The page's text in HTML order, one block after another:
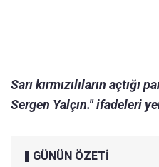
Sarı kırmızılıların açtığı
Sergen Yalçın." ifadeleri
GÜNÜN ÖZETİ